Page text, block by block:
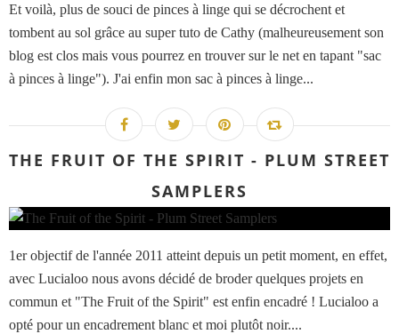
Et voilà, plus de souci de pinces à linge qui se décrochent et
tombent au sol grâce au super tuto de Cathy (malheureusement son
blog est clos mais vous pourrez en trouver sur le net en tapant "sac
à pinces à linge"). J'ai enfin mon sac à pinces à linge...
THE FRUIT OF THE SPIRIT - PLUM STREET
SAMPLERS
1er objectif de l'année 2011 atteint depuis un petit moment, en effet,
avec Lucialoo nous avons décidé de broder quelques projets en
commun et "The Fruit of the Spirit" est enfin encadré ! Lucialoo a
opté pour un encadrement blanc et moi plutôt noir....